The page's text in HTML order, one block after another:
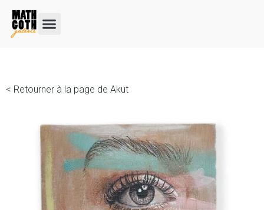
< Retourner à la page de Akut